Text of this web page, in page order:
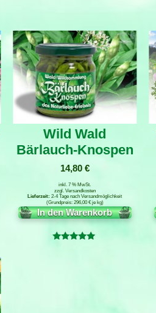
Wild Wald
Bärlauch-Knospen
14,80 €
296,00 €je kg
inkl. 7 % MwSt.
zzgl. Versandkosten
2-4 Tage nach Versandmöglichkeit
In den Warenkorb